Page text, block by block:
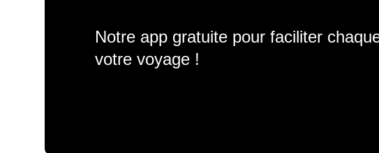
Notre app gratuite pour faciliter
votre voyage !